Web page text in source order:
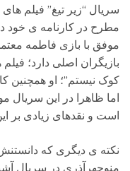
سریال “زیر تیغ” فیلم
مطرح در کارنامه ی خود
موفق با بازی فاطمه
بازیگران اصلی دارد؛
کوک نیستم”؛ او همچنین
اما ظاهرا در این
است و نقدهای زیادی بر
نکته ی دیگری که
منوچهرآذری در سریال